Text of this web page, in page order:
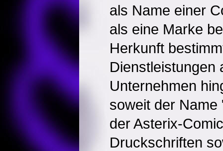
als Name einer
als eine Marke
Herkunft
Dienstleistungen
Unternehmen
soweit der
der Asterix-
Druckschriften